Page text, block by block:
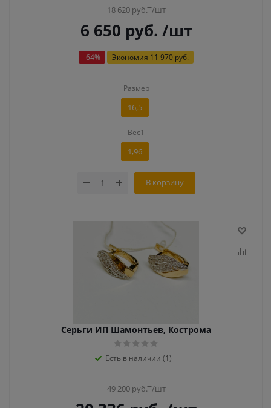
18 620руб. /шт
6 650 руб. /шт
-64% Экономия 11 970 руб.
Размер
16,5
Вес1
1,96
В корзину
Серьги ИП Шамонтьев, Кострома
Есть в наличии (1)
49 200руб. /шт